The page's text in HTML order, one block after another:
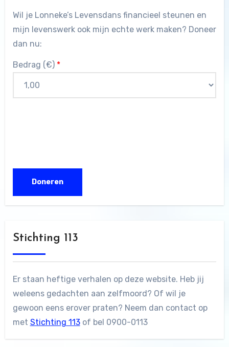
Wil je Lonneke’s Levensdans financieel steunen en
mijn levenswerk ook mijn echte werk maken? Doneer
dan nu:
Bedrag (€) *
Stichting 113
Er staan heftige verhalen op deze website. Heb jij
weleens gedachten aan zelfmoord? Of wil je
gewoon eens erover praten? Neem dan contact op
met Stichting 113of bel 0900-0113